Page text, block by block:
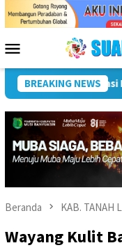
Menu
Mobile
BREAKING NEWS
Peringatan IPeKB
Beranda KAB. TANAH
Wayang Kulit